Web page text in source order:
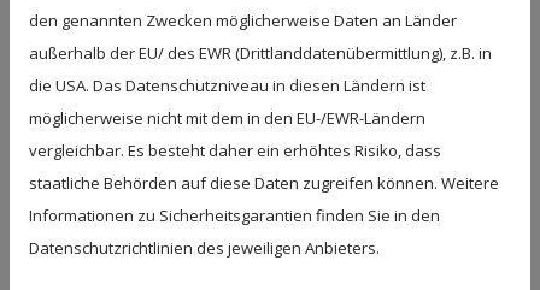
achten
Ein Umzug kann mitsamt all seinen
Herausforderungen eine echte Zerreißprobe
für die Nerven sein. Damit Sie bei einem
Wohnungswechsel nicht den Überblick
verlieren, gilt es sich im Vorhinein Gedanken
um die Organisation zu machen. Als
den genannten Zwecken möglicherweise Daten an Länder
außerhalb der EU/ des EWR (Drittlanddatenübermittlung), z.B. in
die USA. Das Datenschutzniveau in diesen Ländern ist
möglicherweise nicht mit dem in den EU-/EWR-Ländern
vergleichbar. Es besteht daher ein erhöhtes Risiko, dass
staatliche Behörden auf diese Daten zugreifen können. Weitere
Informationen zu Sicherheitsgarantien finden Sie in den
Datenschutzrichtlinien des jeweiligen Anbieters.